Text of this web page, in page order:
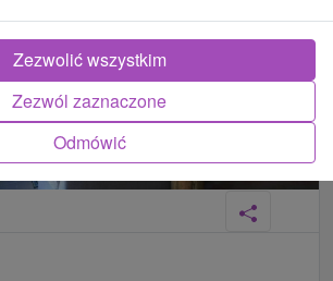
Odmówić
Zezwól zaznaczone
Zezwolić wszystkim